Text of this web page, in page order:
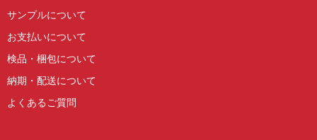
サンプルについて
お支払いについて
検品・梱包について
納期・配送について
よくあるご質問